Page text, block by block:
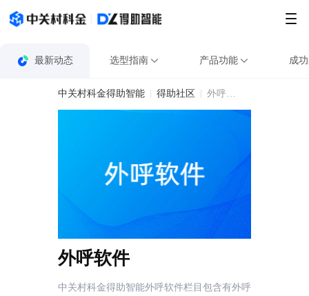
最新动态 选型指南 产品功能 成
中关村科金得助智能 得助社区 外呼软件
外呼软件
中关村科金得助智能外呼软件栏目包含有外呼